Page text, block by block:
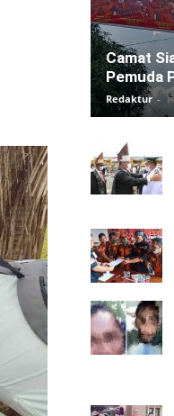
Camat
Pemuda
Redaktur -